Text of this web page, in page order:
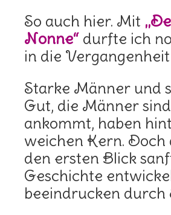
So auch hier. Mit
Nonne“ durfte ich
in die
Starke Männer und
Gut, die Männer
ankommt, haben
weichen Kern.
den ersten Blick
Geschichte
beeindrucken